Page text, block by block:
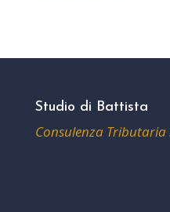
Studio di Battista
Consulenza